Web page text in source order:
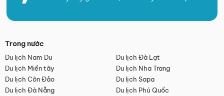
Trong nước
Du lịch Nam Du
Du lịch Đà Lạt
Du lịch Miền tây
Du lịch Nha Trang
Du lịch Côn Đảo
Du lịch Sapa
Du lịch Đà Nẵng
Du lịch Phú Quốc